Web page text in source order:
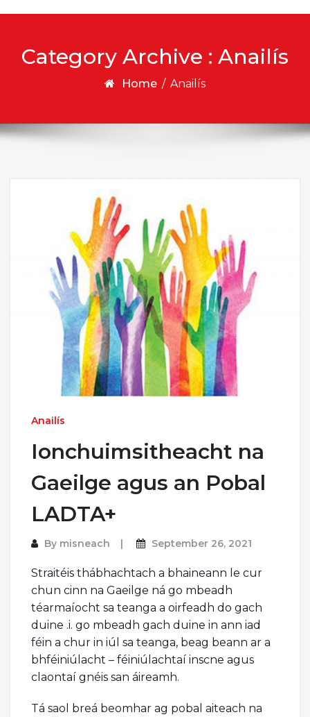
Category Archive : Anailís
Home / Anailís
Anailís
Ionchuimsitheacht na
Gaeilge agus an Pobal
LADTA+
By misneach September 26, 2021
Straitéis thábhachtach a bhaineann le cur
chun cinn na Gaeilge ná go mbeadh
téarmaíocht sa teanga a oirfeadh do gach
duine .i. go mbeadh gach duine in ann iad
féin a chur in iúl sa teanga, beag beann ar a
bhféiniúlacht – féiniúlachtaí inscne agus
claontaí gnéis san áireamh.
Tá saol breá beomhar ag pobal aiteach na